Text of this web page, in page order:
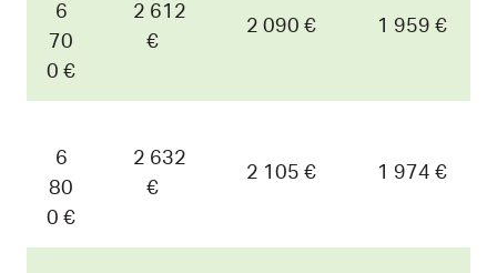
6
70
0 €
2 612
€
2 090 € 1 959 €
6
80
0 €
2 632
€
2 105 € 1 974 €